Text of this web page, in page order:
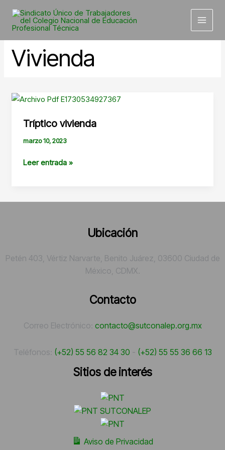
contenido
Vivienda
Tríptico vivienda
marzo 10, 2023
Tríptico
Leer entrada »
Ubicación
Petén 403, Vértiz Narvarte, Benito Juárez, 03600 Ciudad de
México, CDMX.
Contacto
Correo Electrónico: contacto@sutconalep.org.mx
Teléfonos: (+52) 55 56 82 34 30 - (+52) 55 55 36 66 13
Sitios de interés
Aviso de Privacidad